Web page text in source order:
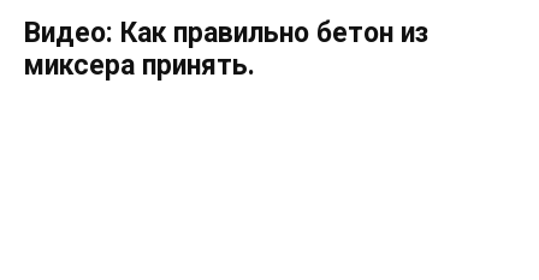
Видео: Как правильно бетон из
миксера принять.